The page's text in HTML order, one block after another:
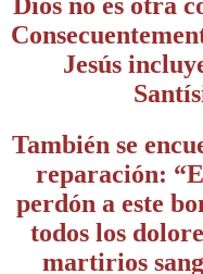
Jesús
También se
reparación:
perdón a este
todos los
martirios